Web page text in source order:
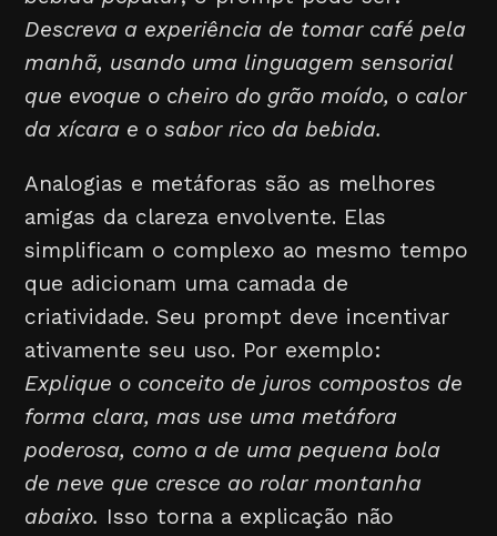
Descreva a experiência de tomar café pela
manhã, usando uma linguagem sensorial
que evoque o cheiro do grão moído, o calor
da xícara e o sabor rico da bebida.
Analogias e metáforas são as melhores
amigas da clareza envolvente. Elas
simplificam o complexo ao mesmo tempo
que adicionam uma camada de
criatividade. Seu prompt deve incentivar
ativamente seu uso. Por exemplo:
Explique o conceito de juros compostos de
forma clara, mas use uma metáfora
poderosa, como a de uma pequena bola
de neve que cresce ao rolar montanha
abaixo. Isso torna a explicação não